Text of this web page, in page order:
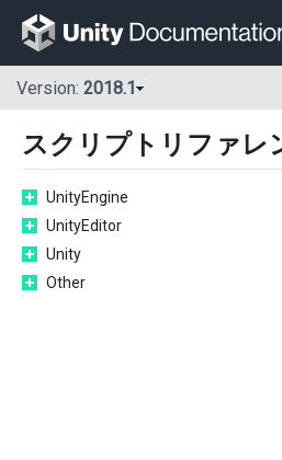
Version: 2018.1
スクリプトリファレ
UnityEngine
UnityEditor
Unity
Other